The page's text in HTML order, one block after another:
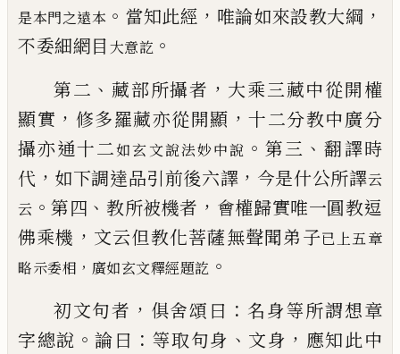
是本門之遠本 。 當知此經 ， 唯論如來設教大綱 ，
不委細網目大意訖 。
第二 、 藏部所攝者 ， 大乘三藏中從開權
顯實 ， 修多羅藏亦從開顯 ，十二分教中廣分
攝亦通十二如玄文說法妙中說 。第三 、翻譯時
代 ， 如下調達品引前後六譯 ， 今是什公所譯云
云 。第四 、教所被機者 ， 會權歸實唯一圓教逗
佛乘機 ， 文云但教化菩薩無聲聞弟子已 上五章
略示委相 ， 廣如玄文釋經題訖 。
初文句者 ， 俱舍頌曰 ：名身等所謂想章
字總說 。論曰 ： 等取句身 、 文身 ， 應知此中